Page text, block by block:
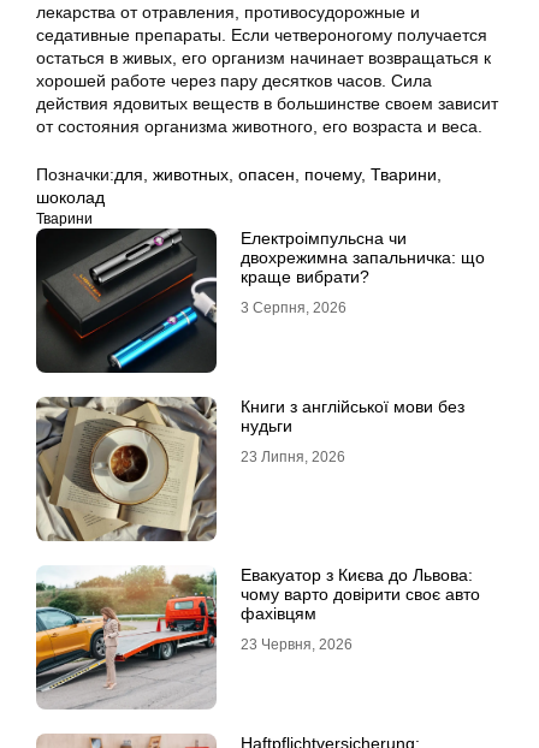
лекарства от отравления, противосудорожные и
седативные препараты. Если четвероногому получается
остаться в живых, его организм начинает возвращаться к
хорошей работе через пару десятков часов. Сила
действия ядовитых веществ в большинстве своем зависит
от состояния организма животного, его возраста и веса.
Позначки:для животных опасен почему, Тварини
шоколад
Тварини
Електроімпульсна чи
двохрежимна запальничка: що
краще вибрати?
3 Серпня, 2026
Книги з англійської мови без
нудьги
23 Липня, 2026
Евакуатор з Києва до Львова:
чому варто довірити своє авто
фахівцям
23 Червня, 2026
Haftpflichtversicherung: